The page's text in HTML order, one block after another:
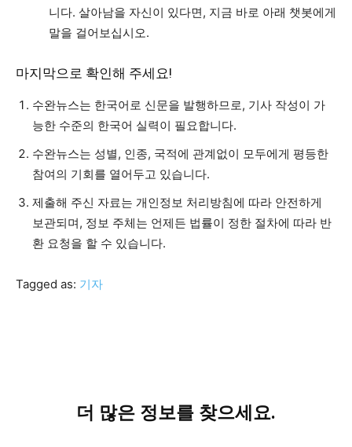
니다. 살아남을 자신이 있다면, 지금 바로 아래 챗봇에게
말을 걸어보십시오.
마지막으로 확인해 주세요!
수완뉴스는 한국어로 신문을 발행하므로, 기사 작성이 가
능한 수준의 한국어 실력이 필요합니다.
수완뉴스는 성별, 인종, 국적에 관계없이 모두에게 평등한
참여의 기회를 열어두고 있습니다.
제출해 주신 자료는 개인정보 처리방침에 따라 안전하게
보관되며, 정보 주체는 언제든 법률이 정한 절차에 따라 반
환 요청을 할 수 있습니다.
Tagged as: 기자
더 많은 정보를 찾으세요.